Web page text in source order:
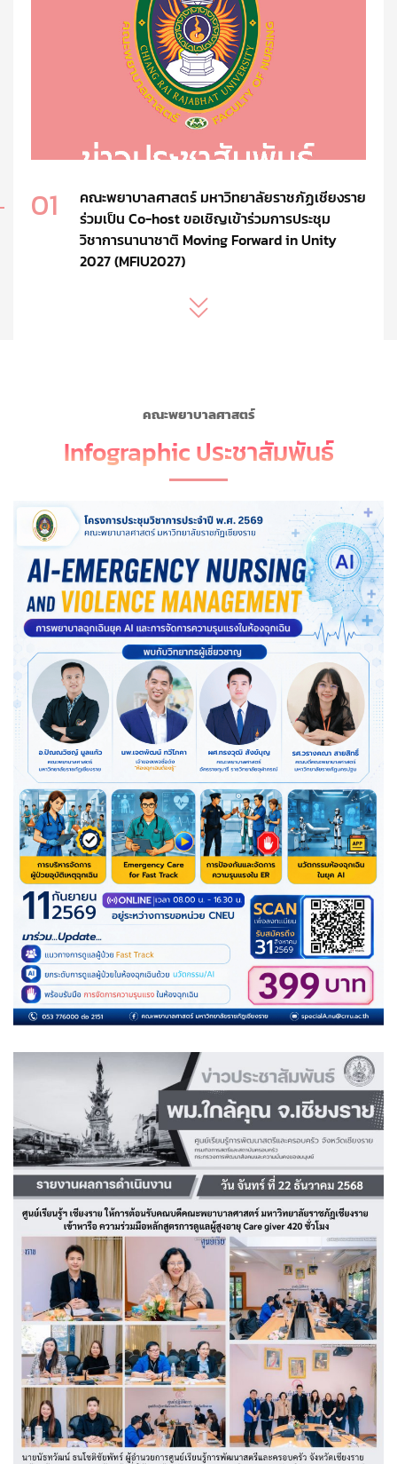
01
คณะพยาบาลศาสตร์ มหาวิทยาลัยราชภัฏเชียงราย
ร่วมเป็น Co-host ขอเชิญเข้าร่วมการประชุม
วิชาการนานาชาติ Moving Forward in Unity
2027 (MFIU2027)
คณะพยาบาลศาสตร์
Infographic ประชาสัมพันธ์